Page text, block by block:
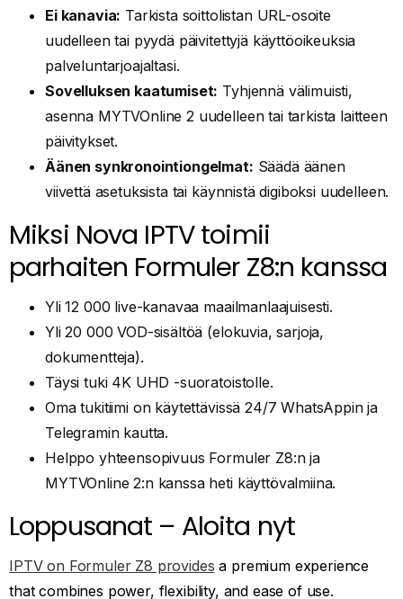
Ei kanavia: Tarkista soittolistan URL-osoite
uudelleen tai pyydä päivitettyjä käyttöoikeuksia
palveluntarjoajaltasi.
Sovelluksen kaatumiset: Tyhjennä välimuisti,
asenna MYTVOnline 2 uudelleen tai tarkista laitteen
päivitykset.
Äänen synkronointiongelmat: Säädä äänen
viivettä asetuksista tai käynnistä digiboksi uudelleen.
Miksi Nova IPTV toimii
parhaiten Formuler Z8:n kanssa
Yli 12 000 live-kanavaa maailmanlaajuisesti.
Yli 20 000 VOD-sisältöä (elokuvia, sarjoja,
dokumentteja).
Täysi tuki 4K UHD -suoratoistolle.
Oma tukitiimi on käytettävissä 24/7 WhatsAppin ja
Telegramin kautta.
Helppo yhteensopivuus Formuler Z8:n ja
MYTVOnline 2:n kanssa heti käyttövalmiina.
Loppusanat – Aloita nyt
IPTV on Formuler Z8 provides a premium experience
that combines power, flexibility, and ease of use.